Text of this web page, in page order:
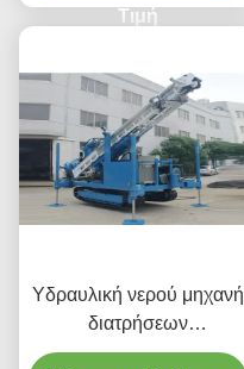
Τιμή
Υδραυλική νερού μηχανή
διατρήσεων
αντιολισθητικών